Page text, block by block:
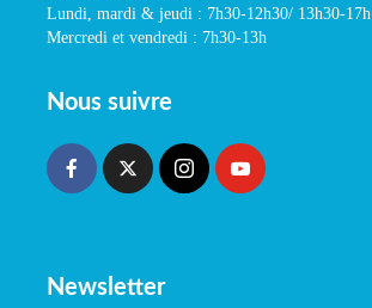
Lundi, mardi & jeudi : 7h30-12h30/ 13h30-17h
Mercredi et vendredi : 7h30-13h
Nous suivre
Newsletter